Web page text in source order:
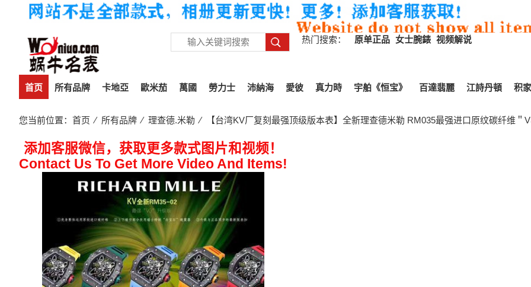
热门搜索： 原单正品 女士腕錶 视频解说
首页 所有品牌 卡地亞 歐米茄 萬國 勞力士 沛納海 愛彼 真力時 宇舶《恒宝》 百達翡麗 江詩丹頓 积家
您当前位置： 首页 ⁄ 所有品牌 ⁄ 理查德.米勒 ⁄ 【台湾KV厂复刻最强顶级版本表】全新理查德米勒 RM035最强进口原纹碳纤维＂
添加客服微信，获取更多款式图片和视频！
Contact Us To Get More Video And Items!